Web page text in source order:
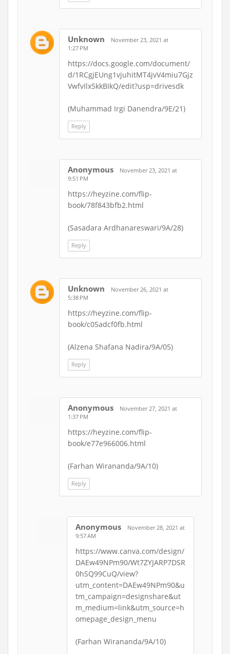
Unknown
November 23, 2021 at
1:27 PM
https://docs.google.com/document/
d/1RCgjEUng1vjuhitMT4jvV4miu7Gjz
VwfvIlx5kkBIkQ/edit?usp=drivesdk
(Muhammad Irgi Danendra/9E/21)
Reply
Anonymous
November 23, 2021 at
9:51 PM
https://heyzine.com/flip-
book/78f843bfb2.html
(Sasadara Ardhanareswari/9A/28)
Reply
Unknown
November 26, 2021 at
5:38 PM
https://heyzine.com/flip-
book/c05adcf0fb.html
(Alzena Shafana Nadira/9A/05)
Reply
Anonymous
November 27, 2021 at
1:37 PM
https://heyzine.com/flip-
book/e77e966006.html
(Farhan Wirananda/9A/10)
Reply
Anonymous
November 28, 2021 at
9:57 AM
https://www.canva.com/design/
DAEw49NPm90/Wt7ZYJARP7DSR
0hSQ99CuQ/view?
utm_content=DAEw49NPm90&u
tm_campaign=designshare&ut
m_medium=link&utm_source=h
omepage_design_menu
(Farhan Wirananda/9A/10)